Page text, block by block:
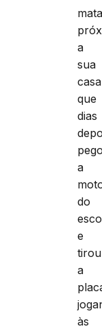
a
sua
que
dias
a
do
e
tirou
a
às